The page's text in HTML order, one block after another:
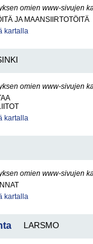
omien www-sivujen
JA MAANSIIRTOTÖITÄ
kartalla
omien www-sivujen
kartalla
omien www-sivujen
kartalla
LARSMO